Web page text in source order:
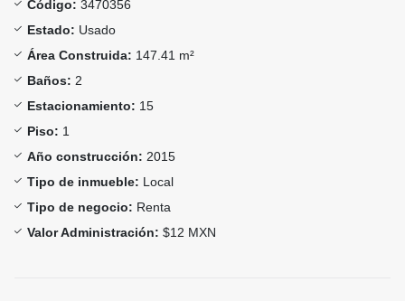
Código: 3470356
Estado: Usado
Área Construida: 147.41 m²
Baños: 2
Estacionamiento: 15
Piso: 1
Año construcción: 2015
Tipo de inmueble: Local
Tipo de negocio: Renta
Valor Administración: $12 MXN